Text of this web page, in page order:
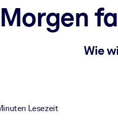
mit vertrauenswürdigem,
um die Ergebnisse Ihrer KI-
Morgen
Wie
Lesezeit